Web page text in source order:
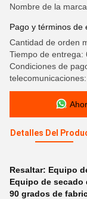
Nombre de la
Pago y términos de
Cantidad de orden
Tiempo de entrega:
Condiciones de
telecomunicaciones:
Detalles Del
Resaltar: Equipo
Equipo de secado
90 grados de